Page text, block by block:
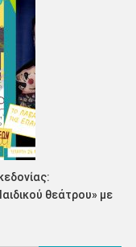
θεάτρου» με